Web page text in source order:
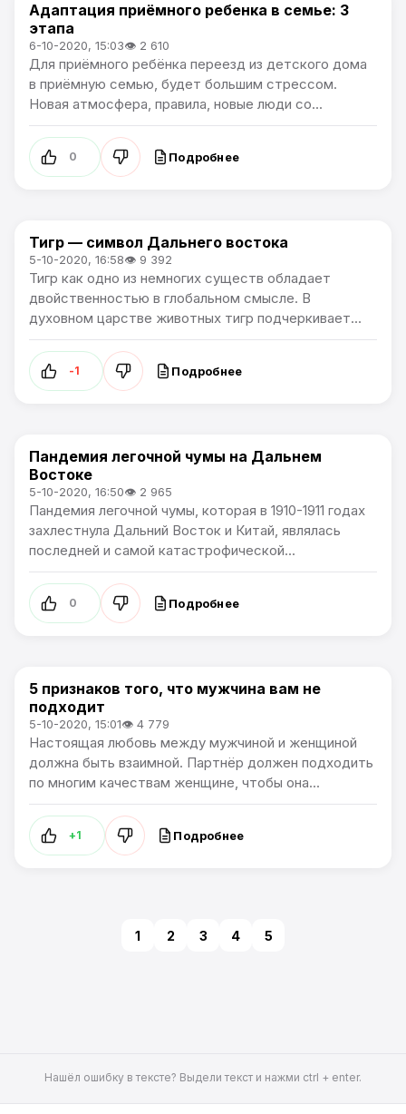
Жизнь
Адаптация приёмного ребенка в семье: 3
этапа
6-10-2020, 15:03👁 2 610
Для приёмного ребёнка переезд из детского дома
в приёмную семью, будет большим стрессом.
Новая атмосфера, правила, новые люди со...
0 Подробнее
Статьи
Тигр — символ Дальнего востока
5-10-2020, 16:58👁 9 392
Тигр как одно из немногих существ обладает
двойственностью в глобальном смысле. В
духовном царстве животных тигр подчеркивает...
-1 Подробнее
Статьи
Пандемия легочной чумы на Дальнем
Востоке
5-10-2020, 16:50👁 2 965
Пандемия легочной чумы, которая в 1910-1911 годах
захлестнула Дальний Восток и Китай, являлась
последней и самой катастрофической...
0 Подробнее
Жизнь
5 признаков того, что мужчина вам не
подходит
5-10-2020, 15:01👁 4 779
Настоящая любовь между мужчиной и женщиной
должна быть взаимной. Партнёр должен подходить
по многим качествам женщине, чтобы она...
+1 Подробнее
1 2 3 4 5
Нашёл ошибку в тексте? Выдели текст и нажми ctrl + enter.